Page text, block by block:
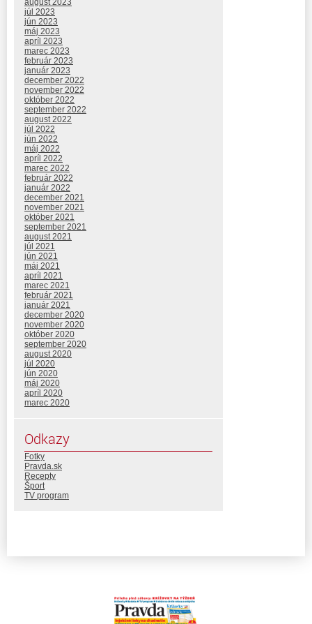
august 2023
júl 2023
jún 2023
máj 2023
apríl 2023
marec 2023
február 2023
január 2023
december 2022
november 2022
október 2022
september 2022
august 2022
júl 2022
jún 2022
máj 2022
apríl 2022
marec 2022
február 2022
január 2022
december 2021
november 2021
október 2021
september 2021
august 2021
júl 2021
jún 2021
máj 2021
apríl 2021
marec 2021
február 2021
január 2021
december 2020
november 2020
október 2020
september 2020
august 2020
júl 2020
jún 2020
máj 2020
apríl 2020
marec 2020
Odkazy
Fotky
Pravda.sk
Recepty
Šport
TV program